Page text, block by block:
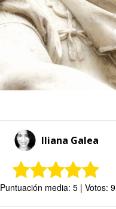
Iliana Galea
Puntuación media: 5 | Votos: 9